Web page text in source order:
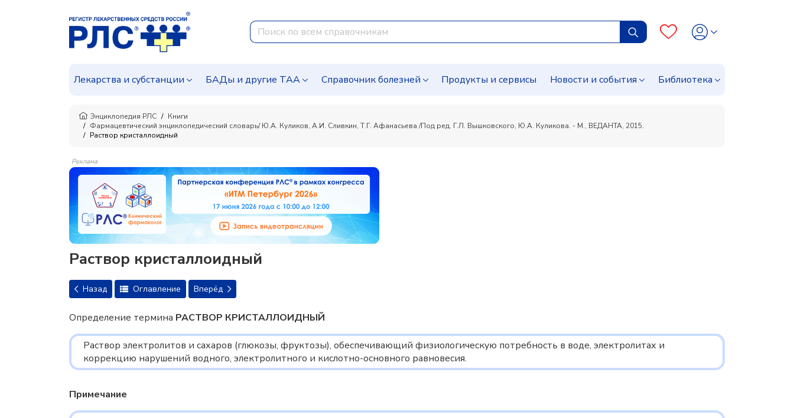
Лекарства и субстанции БАДы и другие ТАА Справочник болезней Продукты и сервисы Новости и события Библиотека
Энциклопедия РЛС
Книги
Фармацевтический энциклопедический словарь/ Ю.А. Куликов, А.И. Сливкин, Т.Г. Афанасьева /Под ред. Г.Л. Вышковского, Ю.А. Куликова. - М., ВЕДАНТА, 2015.
Раствор кристаллоидный
Реклама
Раствор кристаллоидный
Назад Оглавление Вперёд
Определение термина РАСТВОР КРИСТАЛЛОИДНЫЙ
Раствор электролитов и сахаров (глюкозы, фруктозы), обеспечивающий физиологическую потребность в воде, электролитах и
коррекцию нарушений водного, электролитного и кислотно-основного равновесия.
Примечание